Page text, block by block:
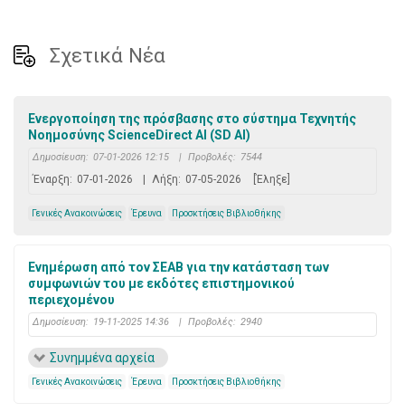
Σχετικά Νέα
Eνεργοποίηση της πρόσβασης στο σύστημα Τεχνητής
Νοημοσύνης ScienceDirect AI (SD AI)
Δημοσίευση: 07-01-2026 12:15 | Προβολές: 7544
Έναρξη: 07-01-2026 | Λήξη: 07-05-2026 [Έληξε]
Γενικές Ανακοινώσεις Έρευνα Προσκτήσεις Βιβλιοθήκης
Ενημέρωση από τον ΣΕΑΒ για την κατάσταση των
συμφωνιών του με εκδότες επιστημονικού
περιεχομένου
Δημοσίευση: 19-11-2025 14:36 | Προβολές: 2940
Συνημμένα αρχεία
Γενικές Ανακοινώσεις Έρευνα Προσκτήσεις Βιβλιοθήκης